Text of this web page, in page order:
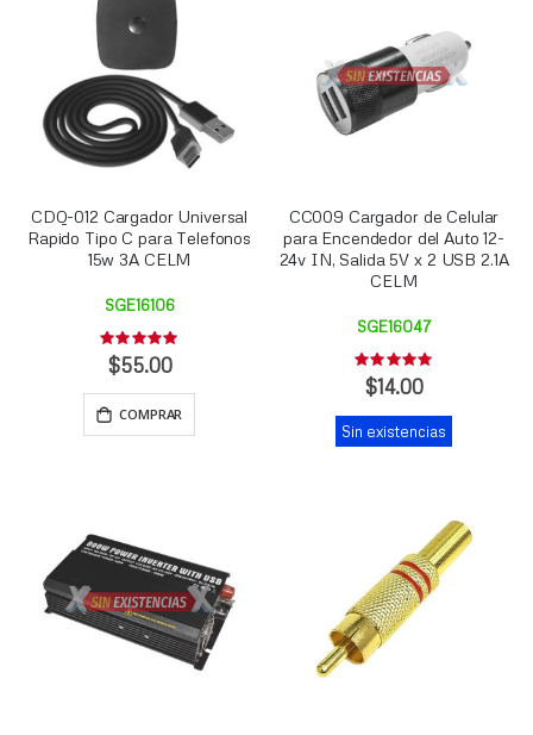
CDQ-012 Cargador Universal
Rapido Tipo C para Telefonos
15w 3A CELM
SGE16106
Rating:
0%
$55.00
COMPRAR
CC009 Cargador de Celular
para Encendedor del Auto 12-
24v IN, Salida 5V x 2 USB 2.1A
CELM
SGE16047
Rating:
0%
$14.00
Sin existencias